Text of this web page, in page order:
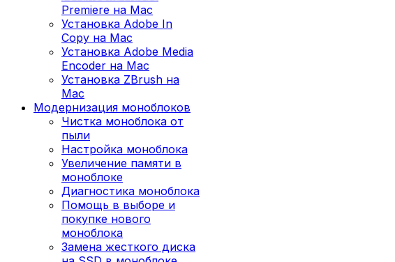
Premiere на Mac
Установка Adobe In
Copy на Mac
Установка Adobe Media
Encoder на Mac
Установка ZBrush на
Mac
Модернизация моноблоков
Чистка моноблока от
пыли
Настройка моноблока
Увеличение памяти в
моноблоке
Диагностика моноблока
Помощь в выборе и
покупке нового
моноблока
Замена жесткого диска